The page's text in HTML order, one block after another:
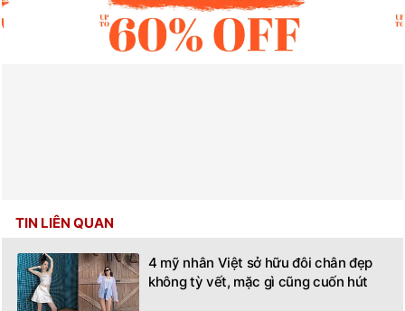
TIN LIÊN QUAN
4 mỹ nhân Việt sở hữu đôi chân đẹp
không tỳ vết, mặc gì cũng cuốn hút